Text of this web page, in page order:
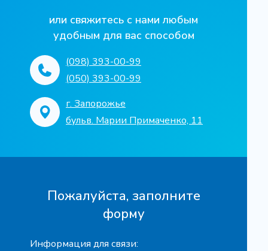
или свяжитесь с нами любым
удобным для вас способом
(098) 393-00-99
(050) 393-00-99
г. Запорожье
бульв. Марии Примаченко, 11
Пожалуйста, заполните
форму
Информация для связи: